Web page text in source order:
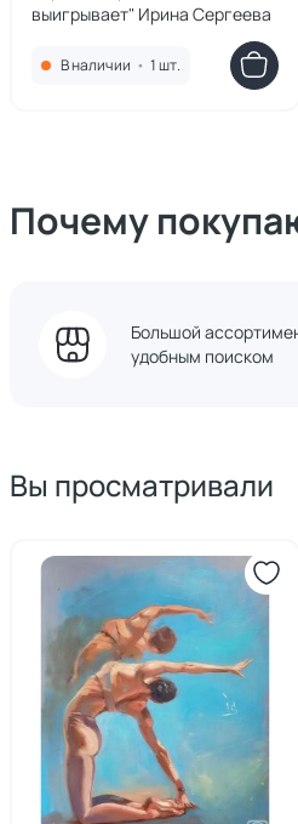
выигрывает" Ирина Сергеева
В наличии • 1 шт.
Почему
Большой
удобным поиском
Вы просматривали